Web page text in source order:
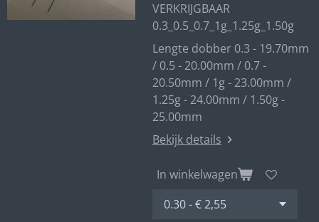
VERKRIJGBAAR
0.3_0.5_0.7_1g_1.25g_1.50g
Lengte dobber 0.3 - 19.70mm
/ 0.5 - 20.00mm / 0.7 -
20.50mm / 1g - 23.00mm /
1.25g - 24.00mm / 1.50g -
25.00mm
Bekijk details
In winkelwagen